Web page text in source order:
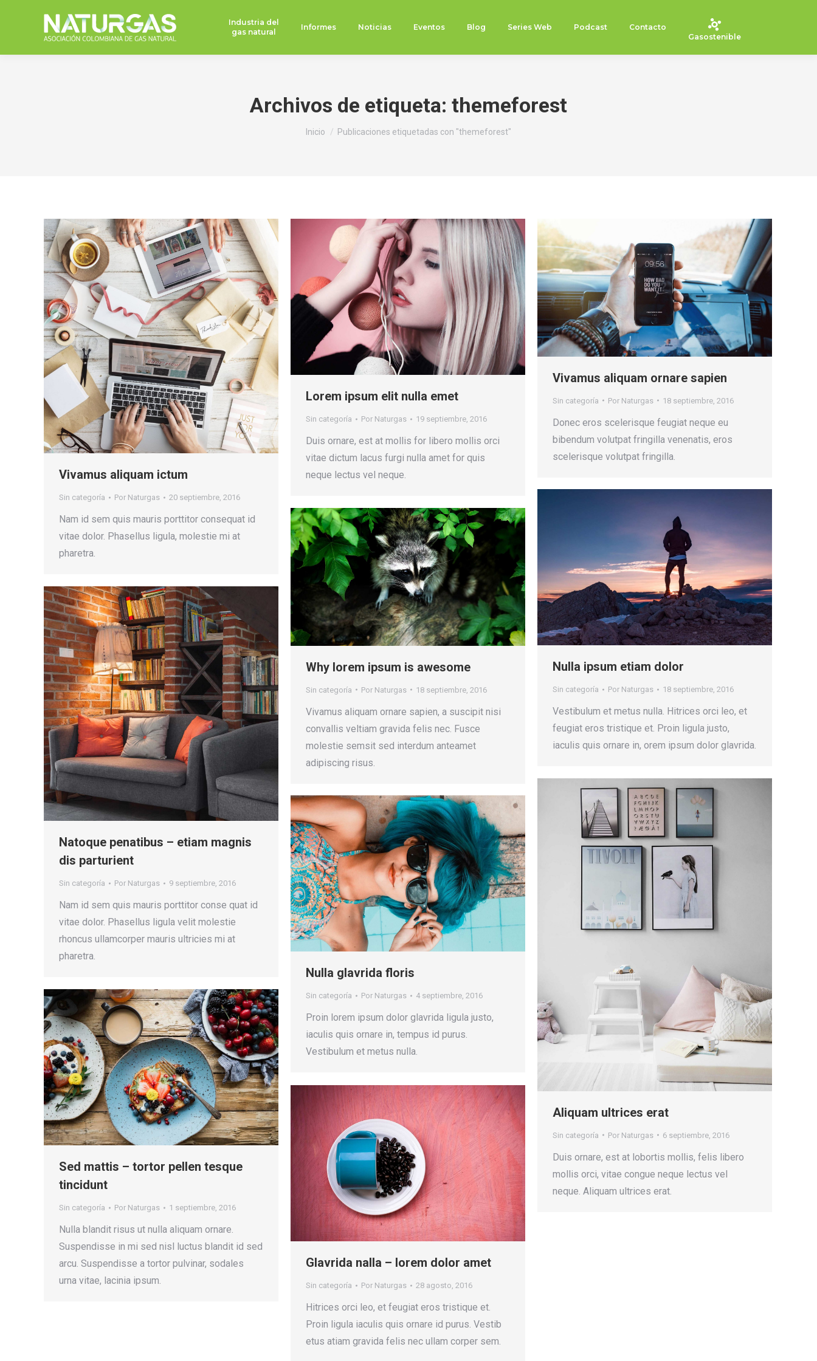
Industria del
gas natural
Informes Noticias Eventos Blog Series Web Podcast
Contacto
Gasostenible
Archivos de etiqueta: themeforest
Estás aquí:
Inicio Publicaciones etiquetadas con "themeforest"
Vivamus aliquam ictum
Sin categoría Por Naturgas 20 septiembre, 2016
Nam id sem quis mauris porttitor consequat id
vitae dolor. Phasellus ligula, molestie mi at
pharetra.
Lorem ipsum elit nulla emet
Sin categoría Por Naturgas 19 septiembre, 2016
Duis ornare, est at mollis for libero mollis orci
vitae dictum lacus furgi nulla amet for quis
neque lectus vel neque.
Vivamus aliquam ornare sapien
Sin categoría Por Naturgas 18 septiembre, 2016
Donec eros scelerisque feugiat neque eu
bibendum volutpat fringilla venenatis, eros
scelerisque volutpat fringilla.
Nulla ipsum etiam dolor
Sin categoría Por Naturgas 18 septiembre, 2016
Vestibulum et metus nulla. Hitrices orci leo, et
feugiat eros tristique et. Proin ligula justo,
iaculis quis ornare in, orem ipsum dolor glavrida.
Why lorem ipsum is awesome
Sin categoría Por Naturgas 18 septiembre, 2016
Vivamus aliquam ornare sapien, a suscipit nisi
convallis veltiam gravida felis nec. Fusce
molestie semsit sed interdum anteamet
adipiscing risus.
Natoque penatibus – etiam magnis
dis parturient
Sin categoría Por Naturgas 9 septiembre, 2016
Nam id sem quis mauris porttitor conse quat id
vitae dolor. Phasellus ligula velit molestie
rhoncus ullamcorper mauris ultricies mi at
pharetra.
Aliquam ultrices erat
Sin categoría Por Naturgas 6 septiembre, 2016
Duis ornare, est at lobortis mollis, felis libero
mollis orci, vitae congue neque lectus vel
neque. Aliquam ultrices erat.
Nulla glavrida floris
Sin categoría Por Naturgas 4 septiembre, 2016
Proin lorem ipsum dolor glavrida ligula justo,
iaculis quis ornare in, tempus id purus.
Vestibulum et metus nulla.
Sed mattis – tortor pellen tesque
tincidunt
Sin categoría Por Naturgas 1 septiembre, 2016
Nulla blandit risus ut nulla aliquam ornare.
Suspendisse in mi sed nisl luctus blandit id sed
arcu. Suspendisse a tortor pulvinar, sodales
urna vitae, lacinia ipsum.
Glavrida nalla – lorem dolor amet
Sin categoría Por Naturgas 28 agosto, 2016
Hitrices orci leo, et feugiat eros tristique et.
Proin ligula iaculis quis ornare id purus. Vestib
etus atiam gravida felis nec ullam corper sem.